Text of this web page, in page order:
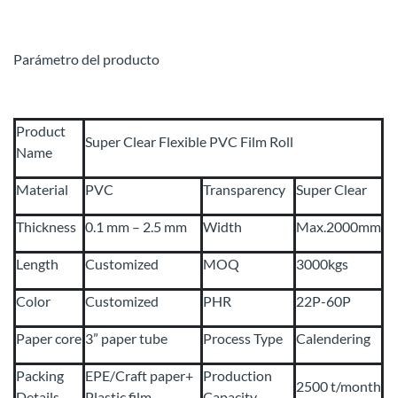
Parámetro del producto
Product
Name
Super Clear Flexible PVC Film Roll
Material PVC Transparency Super Clear
Thickness 0.1 mm – 2.5 mm Width Max.2000mm
Length Customized MOQ 3000kgs
Color Customized PHR 22P-60P
Paper core 3” paper tube Process Type Calendering
Packing
EPE/Craft paper+
Production
2500 t/month